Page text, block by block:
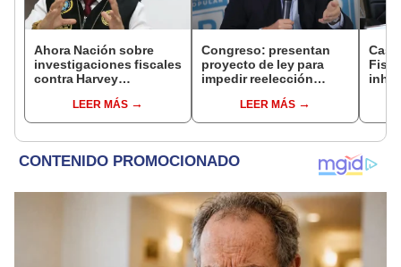
Ahora Nación sobre
investigaciones fiscales
contra Harvey
Público no puede ser
utilizado políticamente"
LEER MÁS
Congreso: presentan
proyecto de ley para
impedir reelección
LEER MÁS